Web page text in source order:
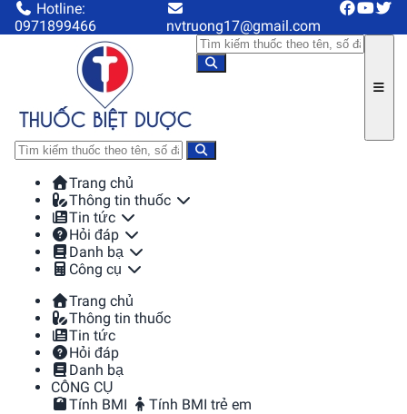
Hotline:
0971899466
nvtruong17@gmail.com
Trang chủ
Thông tin thuốc
Tin tức
Hỏi đáp
Danh bạ
Công cụ
Trang chủ
Thông tin thuốc
Tin tức
Hỏi đáp
Danh bạ
CÔNG CỤ
Tính BMI
Tính BMI trẻ em